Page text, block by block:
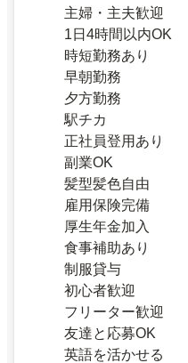
主婦・主夫歓迎
1日4時間以内OK
時短勤務あり
早朝勤務
夕方勤務
駅チカ
正社員登用あり
副業OK
髪型髪色自由
雇用保険完備
厚生年金加入
食事補助あり
制服貸与
初心者歓迎
フリーター歓迎
友達と応募OK
英語を活かせる